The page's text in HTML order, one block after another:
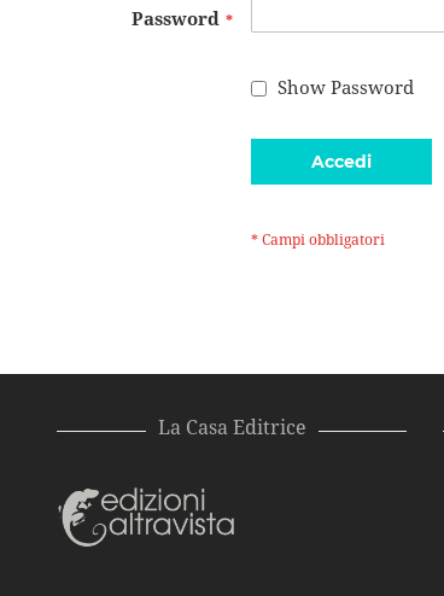
Password
Show Password
Accedi
La Casa Editrice